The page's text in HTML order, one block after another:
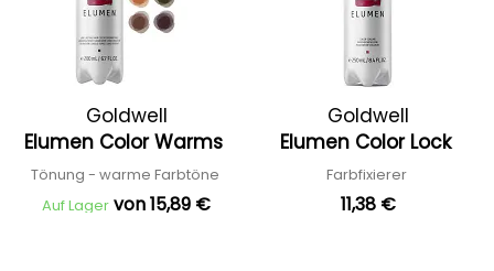
Goldwell
Elumen Color Warms
Tönung - warme Farbtöne
Auf Lager von 15,89 €
Goldwell
Elumen Color Lock
Farbfixierer
11,38 €